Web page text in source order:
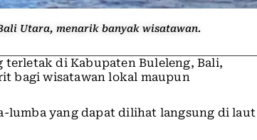
Utara, menarik banyak wisatawan.
terletak di Kabupaten Buleleng, Bali,
bagi wisatawan lokal maupun
lumba yang dapat dilihat langsung di laut